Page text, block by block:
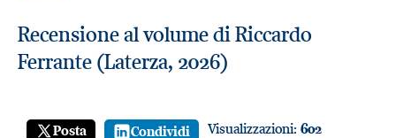
Recensione al volume di Riccardo
Ferrante (Laterza, 2026)
Posta Condividi Visualizzazioni: 602